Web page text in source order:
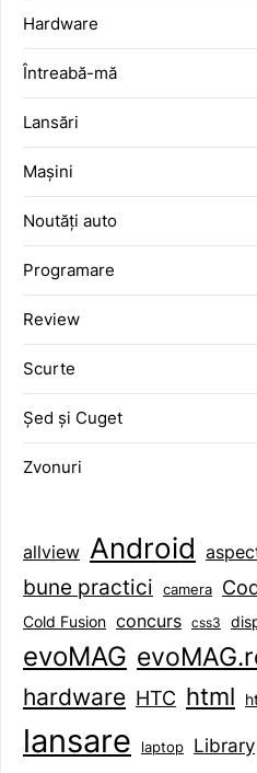
Hardware
Întreabă-mă
Lansări
Mașini
Noutăți auto
Programare
Review
Scurte
Șed și Cuget
Zvonuri
allview Android
bune practici camera
Cold Fusion concurs css3
evoMAG
hardware HTC html
lansare laptop Library